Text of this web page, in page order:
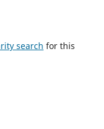
search for this